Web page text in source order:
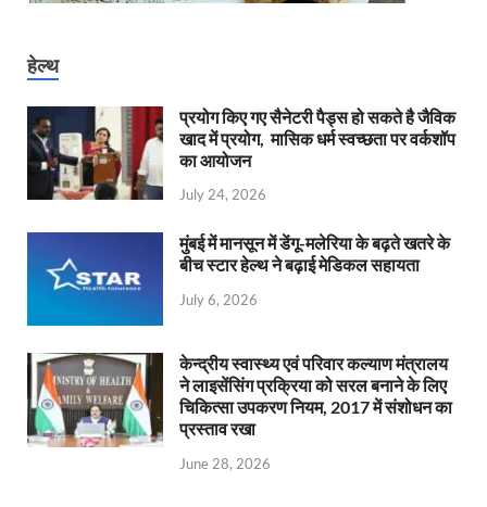
हेल्थ
प्रयोग किए गए सैनेटरी पैड्स हो सकते है जैविक
खाद में प्रयोग, मासिक धर्म स्वच्छता पर वर्कशॉप
का आयोजन
July 24, 2026
मुंबई में मानसून में डेंगू-मलेरिया के बढ़ते खतरे के
बीच स्टार हेल्थ ने बढ़ाई मेडिकल सहायता
July 6, 2026
केन्‍द्रीय स्वास्थ्य एवं परिवार कल्याण मंत्रालय
ने लाइसेंसिंग प्रक्रिया को सरल बनाने के लिए
चिकित्सा उपकरण नियम, 2017 में संशोधन का
प्रस्ताव रखा
June 28, 2026